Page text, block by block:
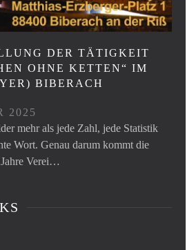
DER TÄTIGKEIT
OHNE KETTEN“ IM
BIBERACH
2025
mehr als jede Zahl, jede Statistik
Wort. Genau darum kommt die
Verei…